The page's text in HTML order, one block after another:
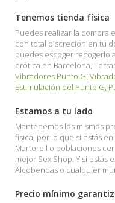
Tenemos tienda física
Puedes realizar la compra
con total discreción en tu
puedes escoger recogerlo
erótica en Barcelona,
Vibradores Punto G,
Estimulación del Punto G,
Estamos a tu lado
Mantenemos los mismos
física, por lo que si estás
Martorell o poblaciones
mejor Sex Shop! Y si estás
Alcobendas o cualquier
Precio mínimo